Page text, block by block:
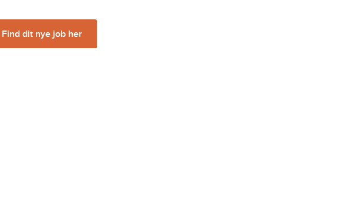
Find dit nye job her